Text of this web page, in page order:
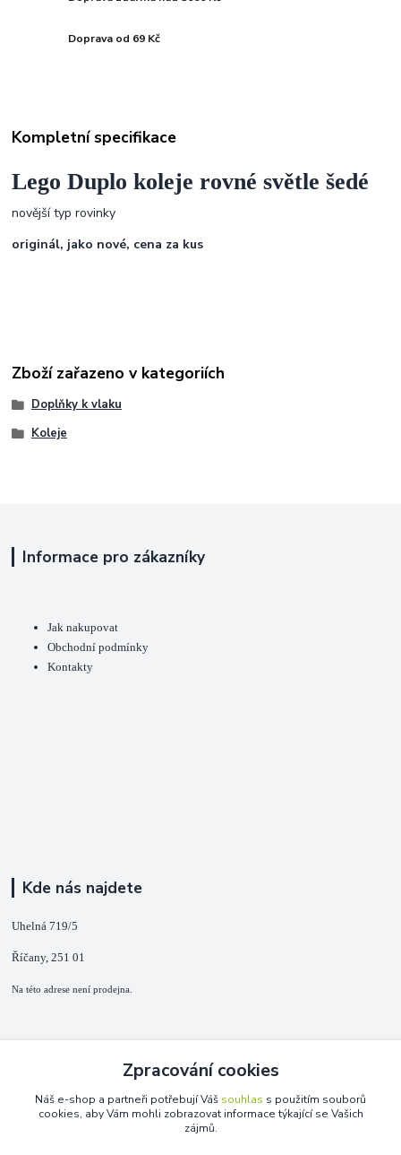
Doprava od 69 Kč
Kompletní specifikace
Lego Duplo koleje rovné světle šedé
novější typ rovinky
originál, jako nové, cena za kus
Zboží zařazeno v kategoriích
Doplňky k vlaku
Koleje
Informace pro zákazníky
Jak nakupovat
Obchodní podmínky
Kontakty
Kde nás najdete
Uhelná 719/5
Říčany, 251 01
Na této adrese není prodejna.
+420 725 889 873
(Po-Ne, 9-18 hod.)
Zpracování cookies
Náš e-shop a partneři potřebují Váš souhlas s použitím souborů
cookies, aby Vám mohli zobrazovat informace týkající se Vašich
zájmů.